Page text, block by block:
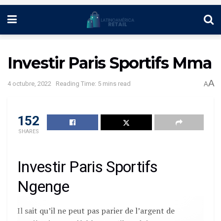
Investir Paris Sportifs Mma
4 octubre, 2022 Reading Time: 5 mins read AA
152
SHARES
Investir Paris Sportifs
Ngenge
Il sait qu’il ne peut pas parier de l’argent de